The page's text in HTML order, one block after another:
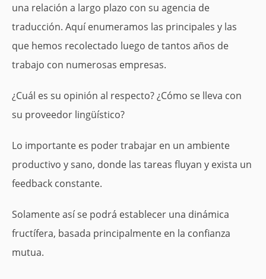
una relación a largo plazo con su agencia de
traducción. Aquí enumeramos las principales y las
que hemos recolectado luego de tantos años de
trabajo con numerosas empresas.
¿Cuál es su opinión al respecto? ¿Cómo se lleva con
su proveedor lingüístico?
Lo importante es poder trabajar en un ambiente
productivo y sano, donde las tareas fluyan y exista un
feedback constante.
Solamente así se podrá establecer una dinámica
fructífera, basada principalmente en la confianza
mutua.